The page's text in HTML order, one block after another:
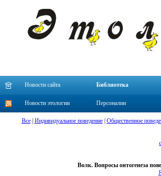
Новости сайта Библиотека
Новости этологии Персоналии
Все| Индивидуальное поведение| Общественное
Волк. Вопросы онтогенеза